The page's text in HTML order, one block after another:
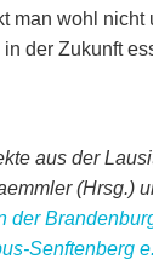
man wohl nicht
der Zukunft
aus der
(Hrsg.)
der
Senftenberg